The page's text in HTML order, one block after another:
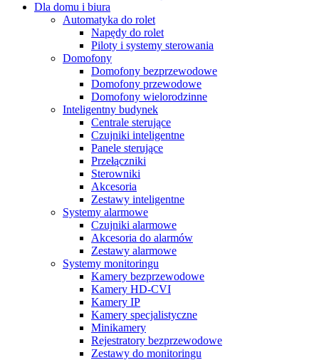
Dla domu i biura
Automatyka do rolet
Napędy do rolet
Piloty i systemy sterowania
Domofony
Domofony bezprzewodowe
Domofony przewodowe
Domofony wielorodzinne
Inteligentny budynek
Centrale sterujące
Czujniki inteligentne
Panele sterujące
Przełączniki
Sterowniki
Akcesoria
Zestawy inteligentne
Systemy alarmowe
Czujniki alarmowe
Akcesoria do alarmów
Zestawy alarmowe
Systemy monitoringu
Kamery bezprzewodowe
Kamery HD-CVI
Kamery IP
Kamery specjalistyczne
Minikamery
Rejestratory bezprzewodowe
Zestawy do monitoringu